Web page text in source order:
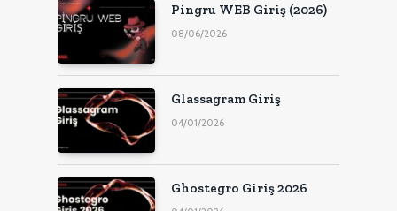
Pingru WEB Giriş (2026)
08/06/2026
Glassagram Giriş
04/01/2026
Ghostegro Giriş 2026